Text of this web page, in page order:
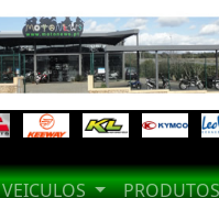
VEICULOS